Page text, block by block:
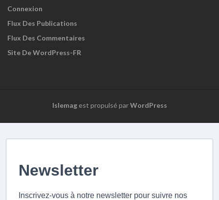
Connexion
Flux Des Publications
Flux Des Commentaires
Site De WordPress-FR
Islemagest propulsé parWordPress
Newsletter
Inscrivez-vous à notre newsletter pour suivre nos